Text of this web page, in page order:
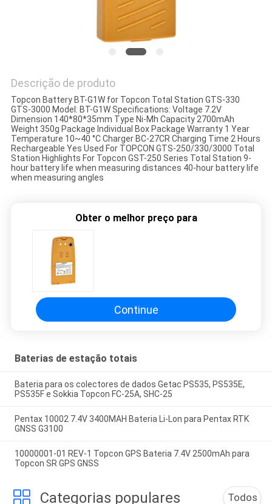
Descrição de produto
Topcon Battery BT-G1W for Topcon Total Station GTS-330
GTS-3000 Model: BT-G1W Specifications: Voltage 7.2V
Dimension 140*80*35mm Type Ni-Mh Capacity 2700mAh
Weight 350g Package Individual Box Package Warranty 1 Year
Temperature 10~40 °C Charger BC-27CR Charging Time 2 Hours
Rechargeable Yes Used For TOPCON GTS-250/330/3000 Total
Station Highlights For Topcon GST-250 Series Total Station 9-
hour battery life when measuring distances 40-hour battery life
when measuring angles
Obter o melhor preço para
Continue
Baterias de estação totais
Bateria para os colectores de dados Getac PS535, PS535E,
PS535F e Sokkia Topcon FC-25A, SHC-25
Pentax 10002 7.4V 3400MAH Bateria Li-Lon para Pentax RTK
GNSS G3100
10000001-01 REV-1 Topcon GPS Bateria 7.4V 2500mAh para
Topcon SR GPS GNSS
Categorias populares Todos